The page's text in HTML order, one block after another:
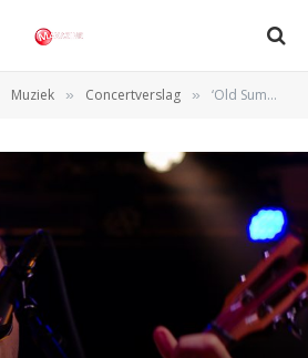
Muziek » Concertverslag » ‘Old Summers’ herbeleefd bij Melle in Arnhem